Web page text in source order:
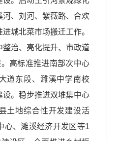
、刘河、紫薇路、合欢
城北菜市场搬迁工作。
整治、亮化提升、市政道
高标准推进南部次中心
道东段、濉溪中学南校
设。稳步推进双堆集中心
土地综合性开发建设活
心、濉溪经济开发区等1